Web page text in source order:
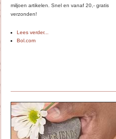
miljoen artikelen. Snel en vanaf 20,- gratis
verzonden!
Lees verder...
Bol.com